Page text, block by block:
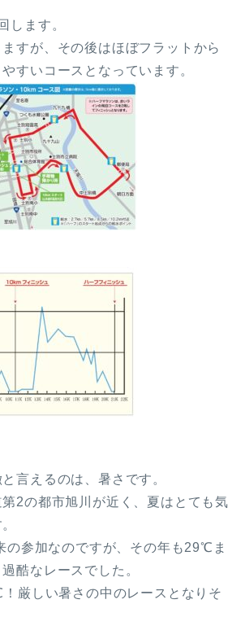
します。
すが、その後はほぼフラットから
すいコースとなっています。
言えるのは、暑さです。
2の都市旭川が近く、夏はとても気
の参加なのですが、その年も29℃ま
酷なレースでした。
厳しい暑さの中のレースとなりそ